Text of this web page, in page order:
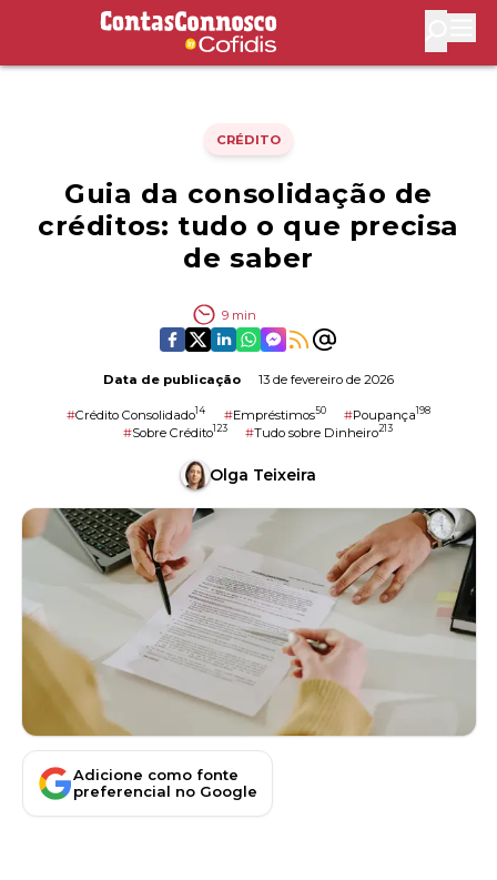
Contas Connosco by Cofidis
CRÉDITO
Guia da consolidação de
créditos: tudo o que precisa
de saber
9 min
Data de publicação 13 de fevereiro de 2026
#Crédito Consolidado14 #Empréstimos50 #Poupança198
#Sobre Crédito123 #Tudo sobre Dinheiro213
Olga Teixeira
Adicione como fonte
preferencial no Google